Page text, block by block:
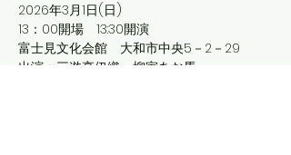
2026年3月1日(日)
13：00開場　13:30開演
富士見文化会館　大和市中央5－2－29
出演：三遊亭伊織　柳家あお馬